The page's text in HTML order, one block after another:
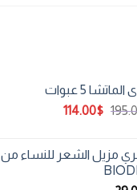
5 عبوات
السعر
195.00$.
114.00$
السعر
114.00$.
مزيل الشعر للنساء من